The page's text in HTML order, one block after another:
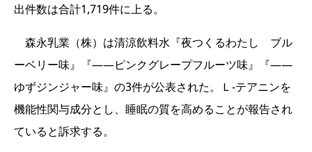
出件数は合計1,719件に上る。
森永乳業（株）は清涼飲料水『夜つくるわたし ブル
ーベリー味』『――ピンクグレープフルーツ味』『――
ゆずジンジャー味』の3件が公表された。Ｌ-テアニンを
機能性関与成分とし、睡眠の質を高めることが報告され
ていると訴求する。